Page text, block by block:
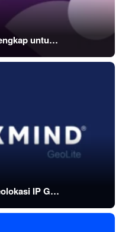
untu…
IP G…